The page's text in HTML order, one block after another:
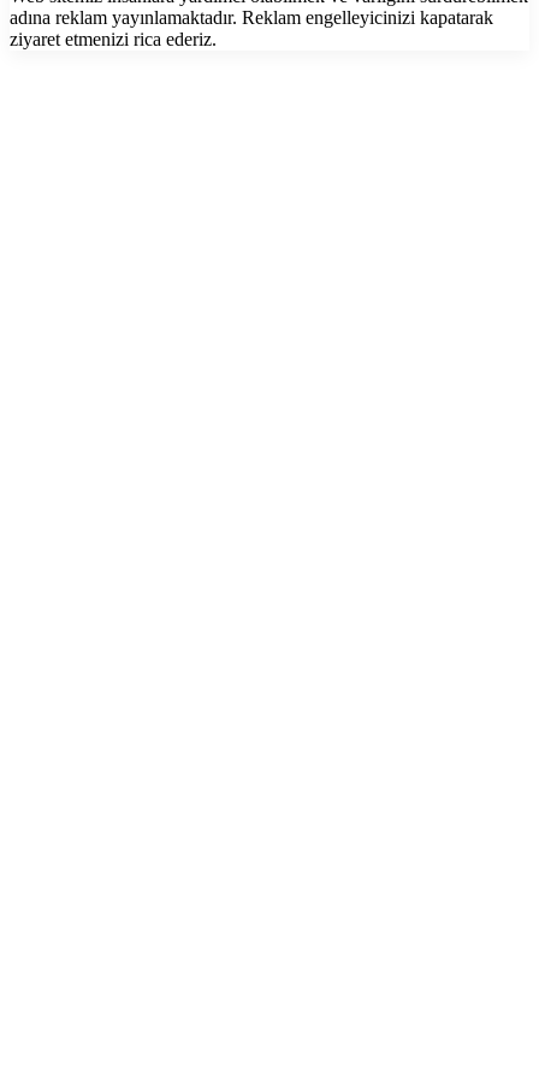
adına reklam yayınlamaktadır. Reklam engelleyicinizi kapatarak
ziyaret etmenizi rica ederiz.